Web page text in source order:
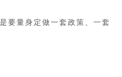
要量身定做一套政策、一套